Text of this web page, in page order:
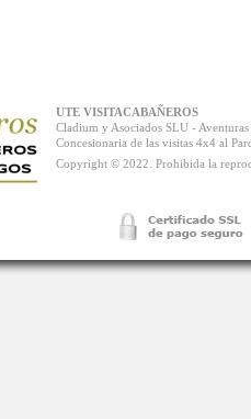
UTE VISITACABAÑEROS
Cladium y Asociados SLU -
Concesionaria de las visitas 4x4 al
Copyright © 2022. Prohibida la